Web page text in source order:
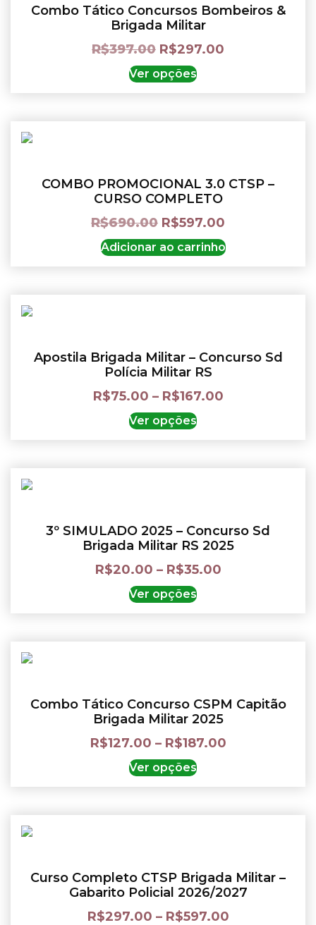
Combo Tático Concursos Bombeiros &
Brigada Militar
R$397.00 R$297.00
Ver opções
COMBO PROMOCIONAL 3.0 CTSP –
CURSO COMPLETO
R$690.00 R$597.00
Adicionar ao carrinho
Apostila Brigada Militar – Concurso Sd
Polícia Militar RS
R$75.00 – R$167.00
Ver opções
3º SIMULADO 2025 – Concurso Sd
Brigada Militar RS 2025
R$20.00 – R$35.00
Ver opções
Combo Tático Concurso CSPM Capitão
Brigada Militar 2025
R$127.00 – R$187.00
Ver opções
Curso Completo CTSP Brigada Militar –
Gabarito Policial 2026/2027
R$297.00 – R$597.00